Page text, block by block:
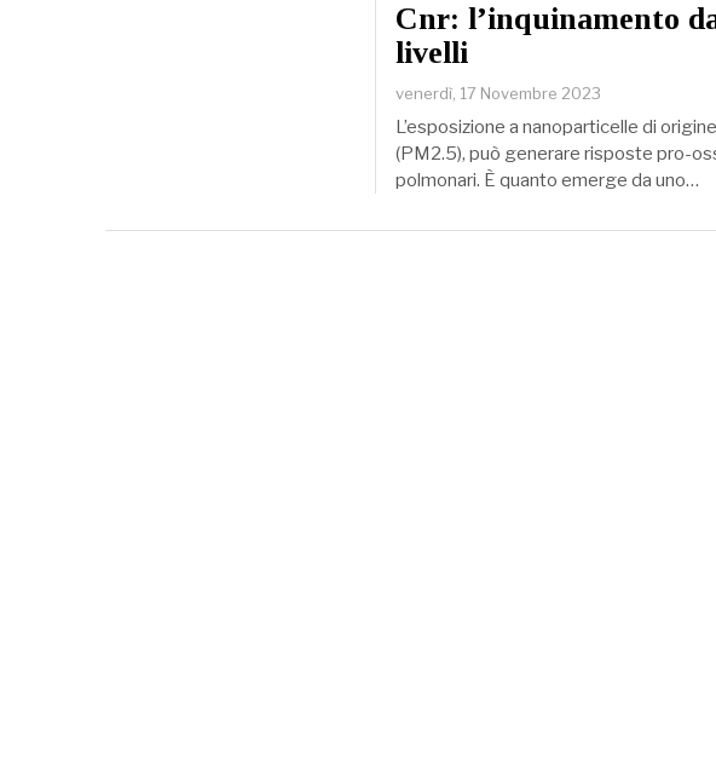
Cnr: l’inquinamento
livelli
venerdì, 17 Novembre 2023
L’esposizione a nanoparticelle di
(PM2.5), può generare risposte pro-
polmonari. È quanto emerge da uno…